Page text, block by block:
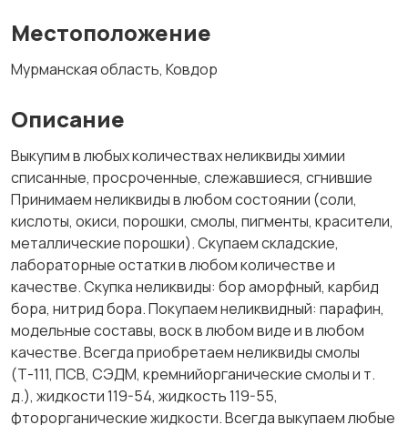
Местоположение
Мурманская область, Ковдор
Описание
Выкупим в любых количествах неликвиды химии
списанные, просроченные, слежавшиеся, сгнившие
Принимаем неликвиды в любом состоянии (соли,
кислоты, окиси, порошки, смолы, пигменты, красители,
металлические порошки). Скупаем складские,
лабораторные остатки в любом количестве и
качестве. Скупка неликвиды: бор аморфный, карбид
бора, нитрид бора. Покупаем неликвидный: парафин,
модельные составы, воск в любом виде и в любом
качестве. Всегда приобретаем неликвиды смолы
(Т-111, ПСВ, СЭДМ, кремнийорганические смолы и т.
д.), жидкости 119-54, жидкость 119-55,
фторорганические жидкости. Всегда выкупаем любые